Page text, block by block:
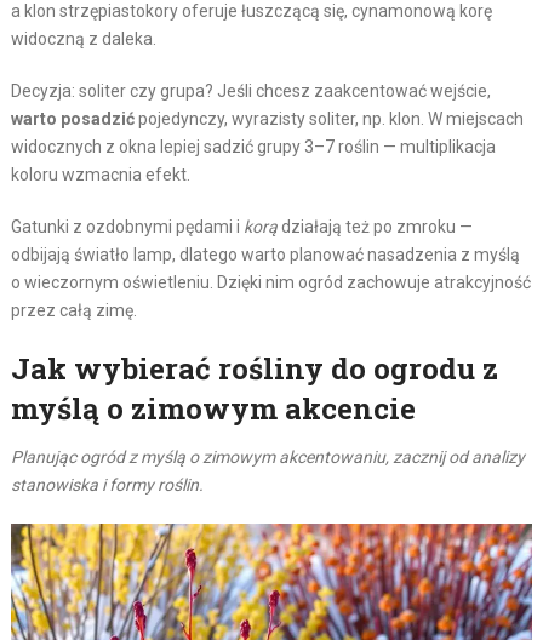
a klon strzępiastokory oferuje łuszczącą się, cynamonową korę
widoczną z daleka.
Decyzja: soliter czy grupa? Jeśli chcesz zaakcentować wejście,
warto posadzićpojedynczy, wyrazisty soliter, np. klon. W miejscach
widocznych z okna lepiej sadzić grupy 3–7 roślin — multiplikacja
koloru wzmacnia efekt.
Gatunki z ozdobnymi pędami i korądziałają też po zmroku —
odbijają światło lamp, dlatego warto planować nasadzenia z myślą
o wieczornym oświetleniu. Dzięki nim ogród zachowuje atrakcyjność
przez całą zimę.
Jak wybierać rośliny do ogrodu z
myślą o zimowym akcencie
Planując ogród z myślą o zimowym akcentowaniu, zacznij od analizy
stanowiska i formy roślin.